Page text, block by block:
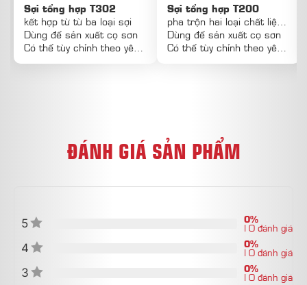
Sợi tổng hợp T302
kết hợp từ từ ba loại sợi
Dùng để sản xuất cọ sơn
Có thể tùy chỉnh theo yêu
Sợi tổng hợp T200
pha trộn hai loại chất liệu
cao cấp
Dùng để sản xuất cọ sơn
Có thể tùy chỉnh theo yêu
ĐÁNH GIÁ SẢN PHẨM
5 0%
| 0 đánh giá
4 0%
| 0 đánh giá
3 0%
| 0 đánh giá